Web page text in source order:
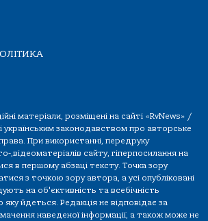
матеріали, розміщені на сайті «RvNews» /
українським законодавством про авторське
При використанні, передруку
,відеоматеріалів сайту, гіперпосилання на
в першому абзаці тексту. Точка зору
з точкою зору автора, а усі опубліковані
на об'єктивність та всебічність
йдеться. Редакція не відповідає за
наведеної інформації, а також може не